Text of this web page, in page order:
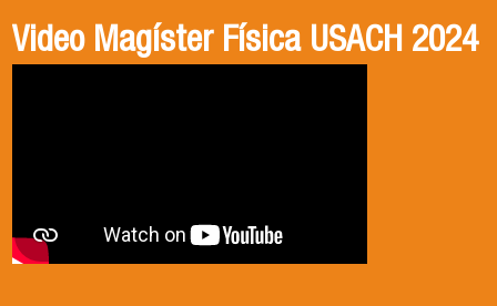
Video Magíster Física USACH 2024
Video Doctorado Física USACH